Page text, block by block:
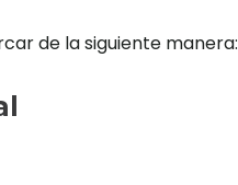
de la siguiente manera: